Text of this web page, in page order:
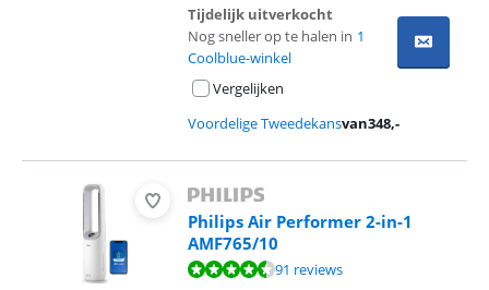
Tijdelijk uitverkocht
Nog sneller op te halen in 1
Coolblue-winkel
Vergelijken
Voordelige Tweedekansvan348,-
Philips Air Performer 2-in-1
AMF765/10
Beoordeling is 8,6 van de 10, gebaseerd op 91 reviews.
91 reviews